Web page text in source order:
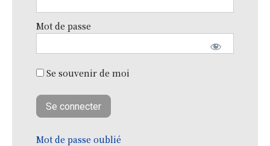
Mot de passe
Se souvenir de moi
Mot de passe oublié